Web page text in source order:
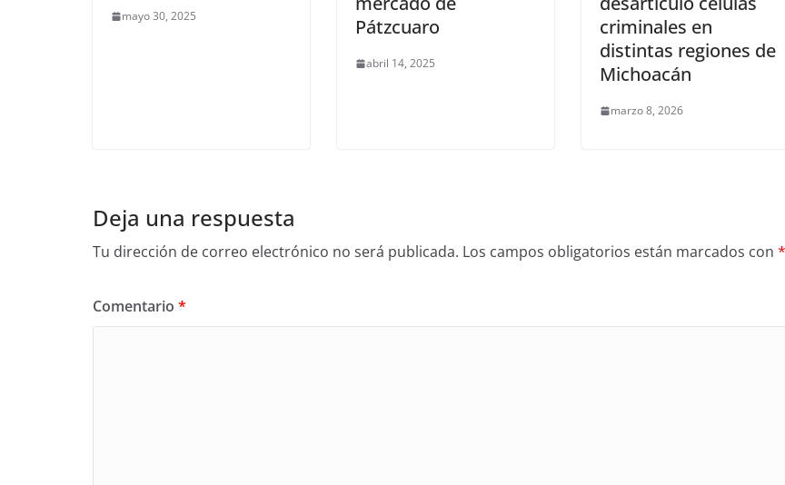
mayo 30, 2025
Pátzcuaro
abril 14, 2025
criminales en
distintas regiones de
Michoacán
marzo 8, 2026
Deja una respuesta
Tu dirección de correo electrónico no será publicada. Los campos obligatorios están marcados con *
Comentario *